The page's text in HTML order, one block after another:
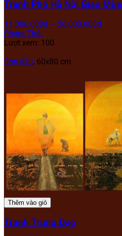
Tranh Phố Hà Nội Giao Mùa
11.000.000₫ – 50.000.000₫
Phạm Thái
Lượt xem: 100
Sơn dầu, 60x80 cm
Thêm vào giỏ
Tranh Trung Đạo